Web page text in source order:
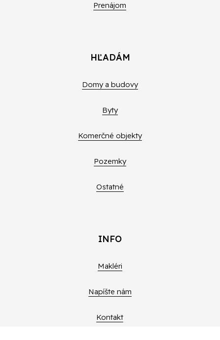
Prenájom
HĽADÁM
Domy a budovy
Byty
Komerčné objekty
Pozemky
Ostatné
INFO
Makléri
Napíšte nám
Kontakt